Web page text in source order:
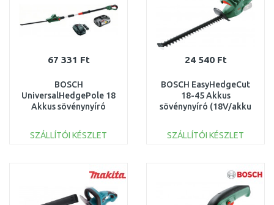
67 331 Ft
BOSCH
UniversalHedgePole 18
Akkus sövénynyíró
SZÁLLÍTÓI KÉSZLET
Összehasonlítás
24 540 Ft
BOSCH EasyHedgeCut
18-45 Akkus
sövénynyíró (18V/akku
0600849H03
SZÁLLÍTÓI KÉSZLET
Összehasonlítás